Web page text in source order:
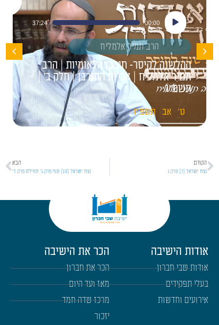
נגן
אודיו
00:00
37:24
הרב תמיר אלמליח
ההלשנה לקיסר- חורבן הלאומיות | הרב
תמיר אלמליח | אגדות החורבן | חלק ב' |
תשפ"ו
ט' אב תשפ"ו
הקודם
נצח ישראל [7] פרק ג
הבא
נצח ישראל [10] סוף פרק ג' תחילת פרק ד'
אודות הישיבה
אודות שבי חברון
בעלי תפקידים
אירועים וחדשות
הכר את הישיבה
הכר את חברון
מאז ועד היום
מרכז שדה חמד
יזכור